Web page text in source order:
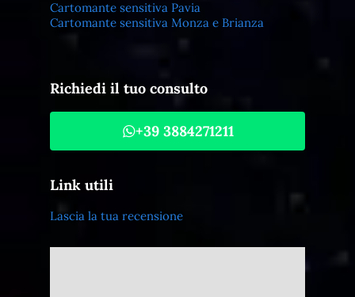
Cartomante sensitiva Pavia
Cartomante sensitiva Monza e Brianza
Richiedi il tuo consulto
+39 3884271211
Link utili
Lascia la tua recensione